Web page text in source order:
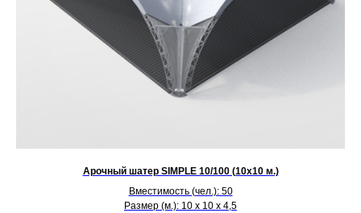
Арочный шатер SIMPLE 10/100 (10х10 м.)
Вместимость (чел.): 50
Размер (м.): 10 х 10 х 4,5